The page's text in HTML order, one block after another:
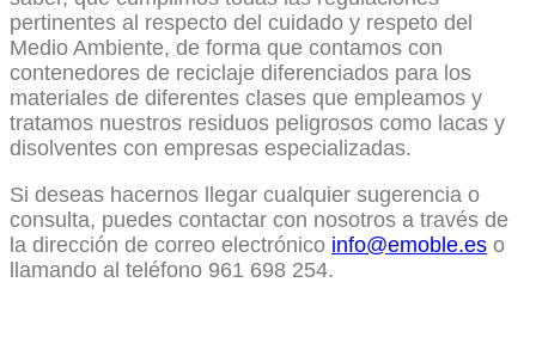
pertinentes al respecto del cuidado y respeto del
Medio Ambiente, de forma que contamos con
contenedores de reciclaje diferenciados para los
materiales de diferentes clases que empleamos y
tratamos nuestros residuos peligrosos como lacas y
disolventes con empresas especializadas.
Si deseas hacernos llegar cualquier sugerencia o
consulta, puedes contactar con nosotros a través de
la dirección de correo electrónico info@emoble.es o
llamando al teléfono 961 698 254.